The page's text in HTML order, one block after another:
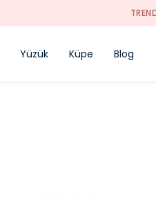
TREND ÜRÜNLER
Yüzük Küpe Blog